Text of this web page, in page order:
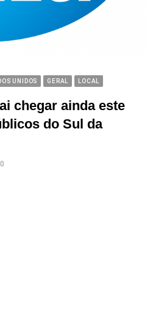
UNIDOS GERAL LOCAL
chegar ainda este
do Sul da